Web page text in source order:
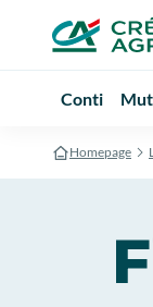
Conti
Homepage